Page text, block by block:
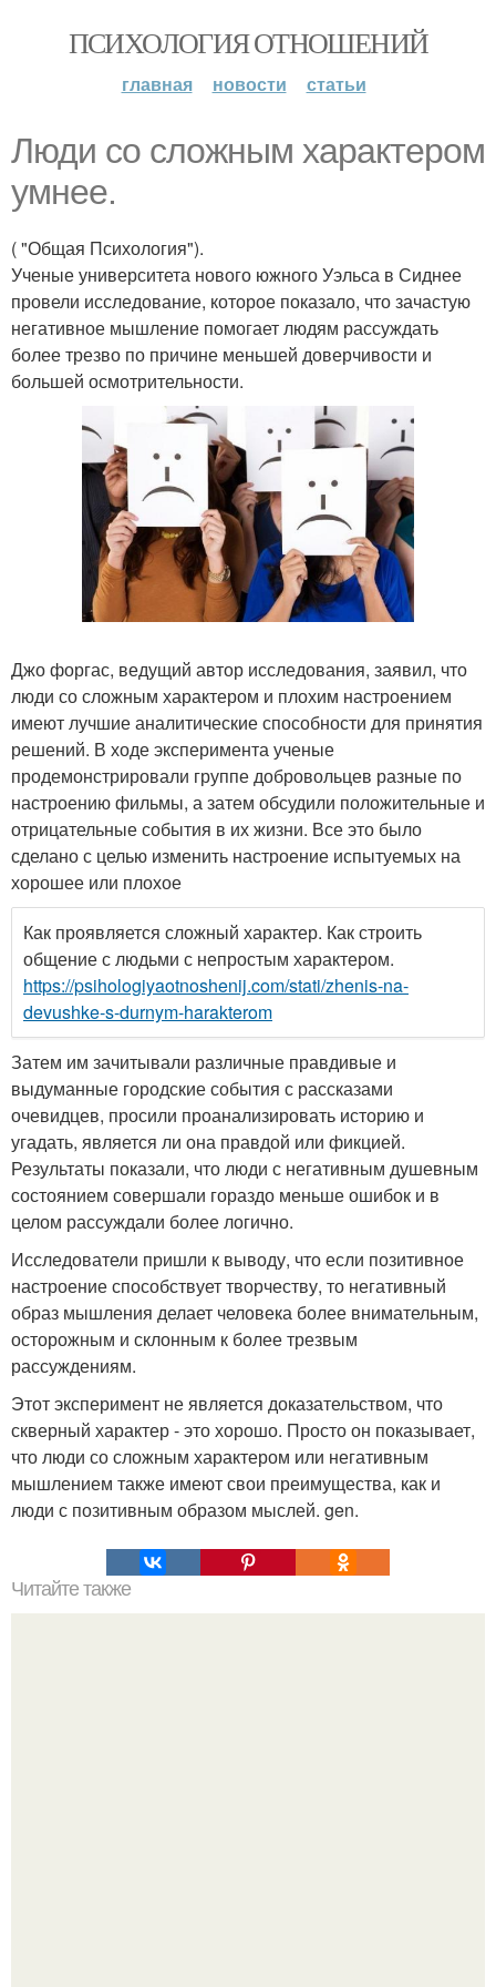
ПСИХОЛОГИЯ ОТНОШЕНИЙ
главная новости статьи
Люди со сложным характером
умнее.
( "Общая Психология").
Ученые университета нового южного Уэльса в Сиднее
провели исследование, которое показало, что зачастую
негативное мышление помогает людям рассуждать
более трезво по причине меньшей доверчивости и
большей осмотрительности.
Джо форгас, ведущий автор исследования, заявил, что
люди со сложным характером и плохим настроением
имеют лучшие аналитические способности для принятия
решений. В ходе эксперимента ученые
продемонстрировали группе добровольцев разные по
настроению фильмы, а затем обсудили положительные и
отрицательные события в их жизни. Все это было
сделано с целью изменить настроение испытуемых на
хорошее или плохое
Как проявляется сложный характер. Как строить
общение с людьми с непростым характером.
https://psihologiyaotnoshenij.com/stati/zhenis-na-
devushke-s-durnym-harakterom
Затем им зачитывали различные правдивые и
выдуманные городские события с рассказами
очевидцев, просили проанализировать историю и
угадать, является ли она правдой или фикцией.
Результаты показали, что люди с негативным душевным
состоянием совершали гораздо меньше ошибок и в
целом рассуждали более логично.
Исследователи пришли к выводу, что если позитивное
настроение способствует творчеству, то негативный
образ мышления делает человека более внимательным,
осторожным и склонным к более трезвым
рассуждениям.
Этот эксперимент не является доказательством, что
скверный характер - это хорошо. Просто он показывает,
что люди со сложным характером или негативным
мышлением также имеют свои преимущества, как и
люди с позитивным образом мыслей. gen.
Читайте также